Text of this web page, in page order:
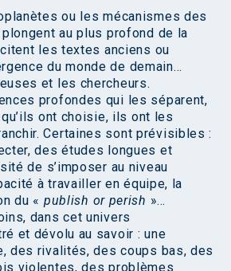
ou les mécanismes des
au plus profond de la
les textes anciens ou
du monde de demain…
et les chercheurs.
profondes qui les séparent,
ont choisie, ils ont les
Certaines sont prévisibles :
des études longues et
de s’imposer au niveau
à travailler en équipe, la
du « publish or perish »…
dans cet univers
et dévolu au savoir : une
des rivalités, des coups bas, des
violentes, des problèmes